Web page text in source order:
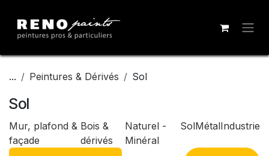
... Peintures & Dérivés Sol
Sol
Mur, plafond &
façade
Bois &
dérivés
Naturel -
Minéral
SolMétalIndustrie